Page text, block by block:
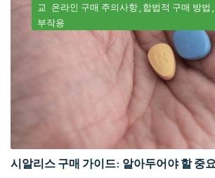
교 온라인 구매 주의사항 합법적 구매 방법
부작용
시알리스 구매 가이드: 알아두어야 할 중